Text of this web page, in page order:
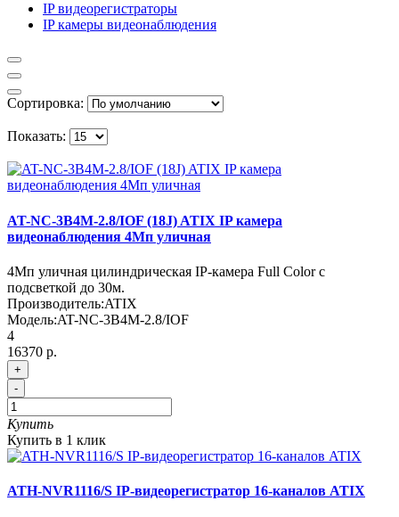
IP видеорегистраторы
IP камеры видеонаблюдения
Сортировка:
Показать:
AT-NC-3B4M-2.8/IOF (18J) ATIX IP камера
видеонаблюдения 4Мп уличная
4Мп уличная цилиндрическая IP-камера Full Color с
подсветкой до 30м.
Производитель:ATIX
Модель:AT-NC-3B4M-2.8/IOF
4
16370 р.
+
-
Купить
Купить в 1 клик
ATH-NVR1116/S IP-видеорегистратор 16-каналов ATIX